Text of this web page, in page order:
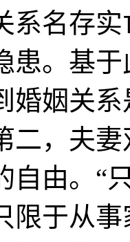
系名存
患。基
婚姻关
二，夫
自由。“
限于从